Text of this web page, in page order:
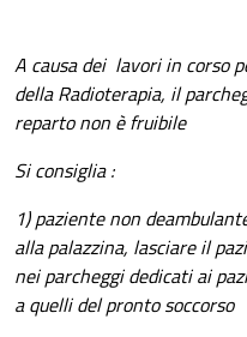
A causa dei lavori in corso
della Radioterapia, il
reparto non è fruibile
Si consiglia :
1) paziente non
alla palazzina, lasciare il
nei parcheggi dedicati ai
a quelli del pronto soccorso